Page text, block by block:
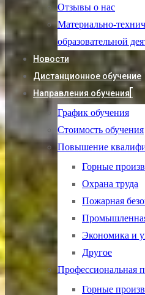
Отзывы о нас
Материально-
образовательной
Новости
Дистанционное обучение
Направления обучения
График обучения
Стоимость обучения
Повышение
Горные
Охрана труда
Пожарная
Экономика и
Другое
Профессиональная
Горные